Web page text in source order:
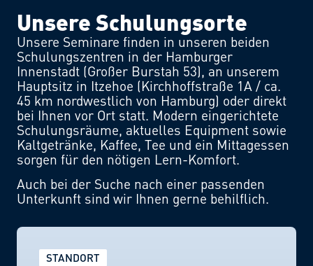
Unsere Schulungsorte
Unsere Seminare finden in unseren beiden
Schulungszentren in der Hamburger
Innenstadt (Großer Burstah 53), an unserem
Hauptsitz in Itzehoe (Kirchhoffstraße 1A / ca.
45 km nordwestlich von Hamburg) oder direkt
bei Ihnen vor Ort statt. Modern eingerichtete
Schulungsräume, aktuelles Equipment sowie
Kaltgetränke, Kaffee, Tee und ein Mittagessen
sorgen für den nötigen Lern-Komfort.
Auch bei der Suche nach einer passenden
Unterkunft sind wir Ihnen gerne behilflich.
STANDORT